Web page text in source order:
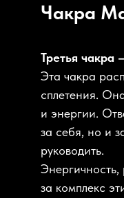
Чакра
Третья чакра
Эта чакра
сплетения.
и энергии.
за себя, но и
руководить.
Энергичность,
за комплекс